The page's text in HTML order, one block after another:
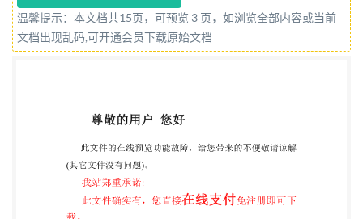
温馨提示：本文档共15页，可预览 3 页，如浏览全部内容或当前
文档出现乱码,可开通会员下载原始文档